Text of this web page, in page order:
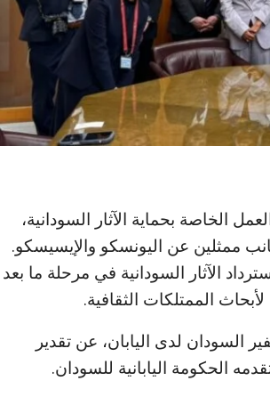
الخاصة بحماية الآثار السودانية،
ممثلين عن اليونسكو والإيسيسكو.
الآثار السودانية في مرحلة ما بعد
الممتلكات الثقافية.
السودان لدى اليابان، عن تقدير
الحكومة اليابانية للسودان.